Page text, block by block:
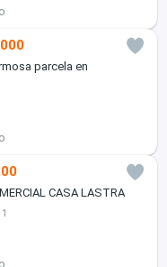
parcela en
CASA LASTRA